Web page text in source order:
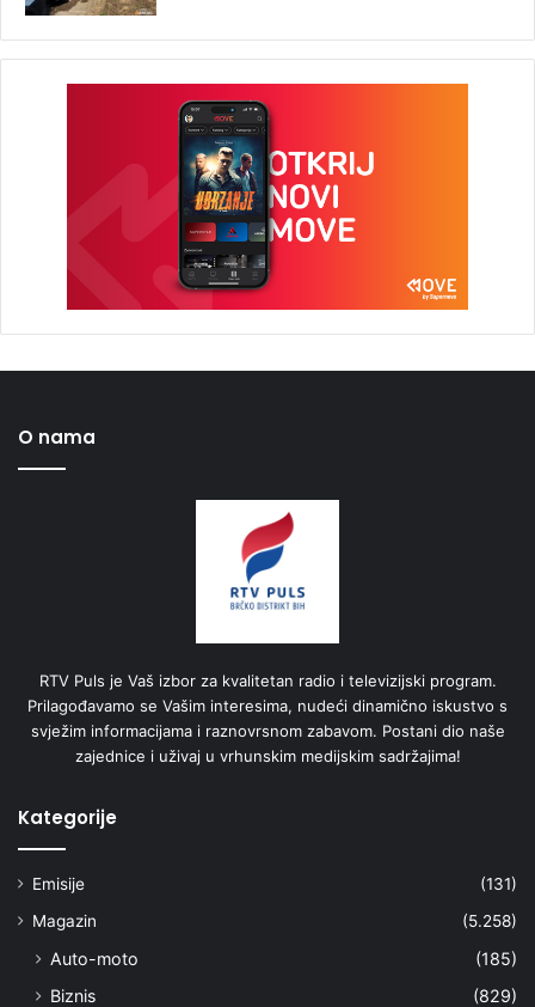
O nama
RTV Puls je Vaš izbor za kvalitetan radio i televizijski program.
Prilagođavamo se Vašim interesima, nudeći dinamično iskustvo s
svježim informacijama i raznovrsnom zabavom. Postani dio naše
zajednice i uživaj u vrhunskim medijskim sadržajima!
Kategorije
Emisije
(131)
Magazin
(5.258)
Auto-moto
(185)
Biznis
(829)